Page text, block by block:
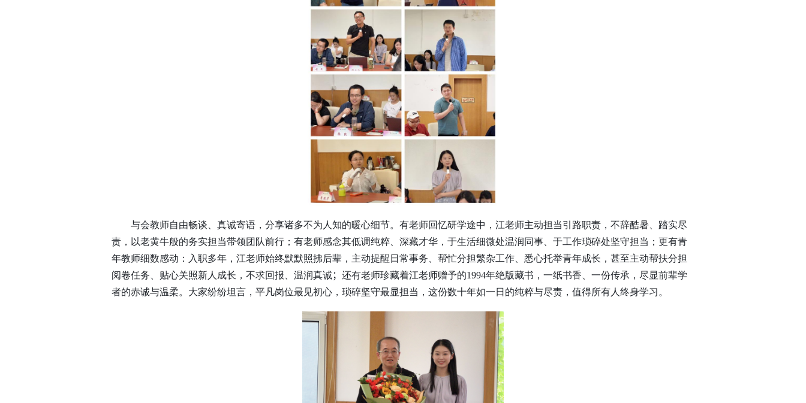
与会教师自由畅谈、真诚寄语，分享诸多不为人知的暖心细节。有老师回忆研学途中，江老师主动担当引路职责，不辞酷暑、踏实尽
责，以老黄牛般的务实担当带领团队前行；有老师感念其低调纯粹、深藏才华，于生活细微处温润同事、于工作琐碎处坚守担当；更有青
年教师细数感动：入职多年，江老师始终默默照拂后辈，主动提醒日常事务、帮忙分担繁杂工作、悉心托举青年成长，甚至主动帮扶分担
阅卷任务、贴心关照新人成长，不求回报、温润真诚 ； 还有老师珍藏着江老师赠予的1994年绝版藏书，一纸书香、一份传承，尽显前辈学
者的赤诚与温柔。大家纷纷坦言，平凡岗位最见初心，琐碎坚守最显担当，这份数十年如一日的纯粹与尽责，值得所有人终身学习。